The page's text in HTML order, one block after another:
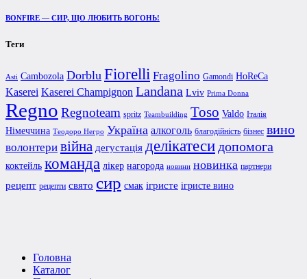
BONFIRE — СИР, ЩО ЛЮБИТЬ ВОГОНЬ!
Теги
Asti Cambozola Dorblu Fiorelli Fragolino Gamondi HoReCa
Kaserei Kaserei Champignon Landana Lviv Prima Donna
Regno Regnoteam spritz Teambuilding Toso Valdo Італія
Німеччина Теодоро Негро Україна алкоголь благодійність бізнес вино
волонтери війна дегустація делікатеси допомога
коктейль команда лікер нагорода новини новинка партнери
рецепт рецепти свято сир смак ігристе ігристе вино
Головна
Каталог